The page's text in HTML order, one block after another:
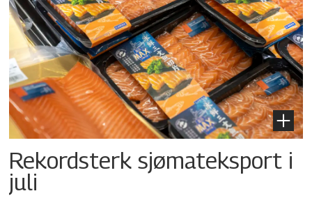
Rekordsterk sjømateksport i
juli